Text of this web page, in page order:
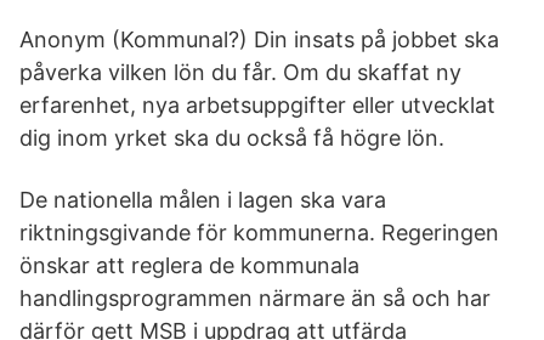
Anonym (Kommu­nal?) Din insats på jobbet ska
påverka vilken lön du får. Om du skaffat ny
erfarenhet, nya arbetsuppgifter eller utvecklat
dig inom yrket ska du också få högre lön.
De nationella målen i lagen ska vara
riktningsgivande för kommunerna. Regeringen
önskar att reglera de kommunala
handlingsprogrammen närmare än så och har
därför gett MSB i uppdrag att utfärda